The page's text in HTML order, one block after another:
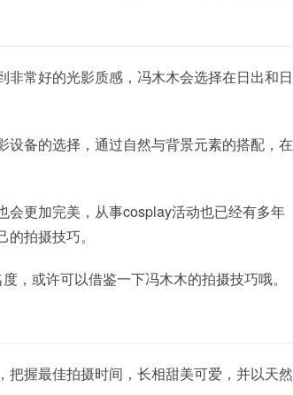
常好的光影质感，冯木木会选择在日出和日
备的选择，通过自然与背景元素的搭配，在
会更加完美，从事cosplay活动也已经有多年
拍摄技巧。
，或许可以借鉴一下冯木木的拍摄技巧哦。
握最佳拍摄时间，长相甜美可爱，并以天然